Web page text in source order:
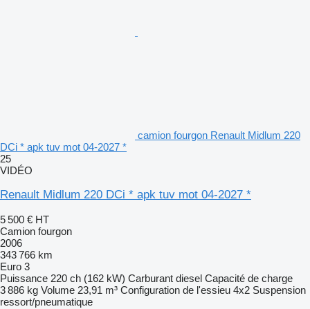
camion fourgon Renault Midlum 220
DCi * apk tuv mot 04-2027 *
25
VIDÉO
Renault Midlum 220 DCi * apk tuv mot 04-2027 *
5 500 € HT
Camion fourgon
2006
343 766 km
Euro 3
Puissance 220 ch (162 kW) Carburant diesel Capacité de charge
3 886 kg Volume 23,91 m³ Configuration de l'essieu 4x2 Suspension
ressort/pneumatique